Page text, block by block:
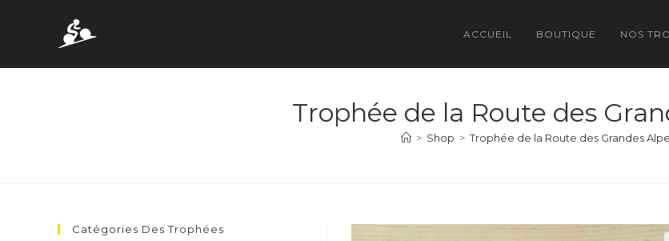
ACCUEIL BOUTIQUE NOS
Trophée de la Route des
> Shop > Trophée de la Route des Grandes
Catégories Des Trophées